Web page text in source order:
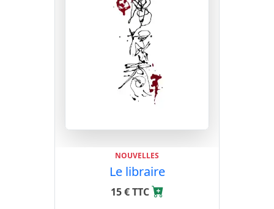
NOUVELLES
Le libraire
15 € TTC